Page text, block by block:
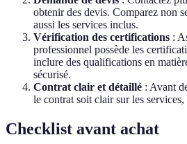
obtenir des devis. Comparez non
aussi les services inclus.
Vérification des certifications :
professionnel possède les
inclure des qualifications en
sécurisé.
Contrat clair et détaillé : Avant
le contrat soit clair sur les services,
Checklist avant achat